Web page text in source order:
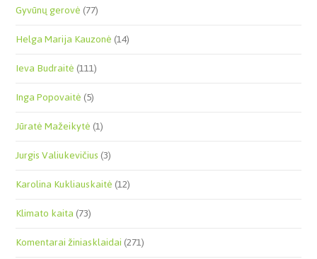
Gyvūnų gerovė(77)
Helga Marija Kauzonė(14)
Ieva Budraitė(111)
Inga Popovaitė(5)
Jūratė Mažeikytė(1)
Jurgis Valiukevičius(3)
Karolina Kukliauskaitė(12)
Klimato kaita(73)
Komentarai žiniasklaidai(271)